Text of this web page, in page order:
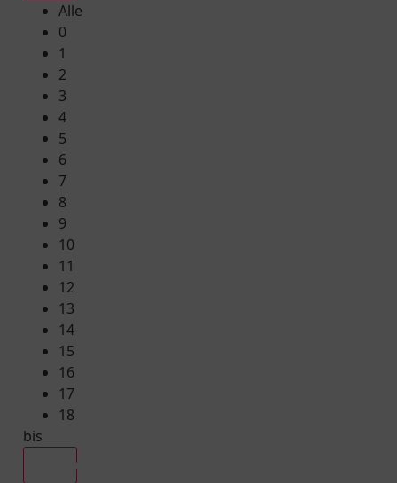
Alle
0
1
2
3
4
5
6
7
8
9
10
11
12
13
14
15
16
17
18
bis